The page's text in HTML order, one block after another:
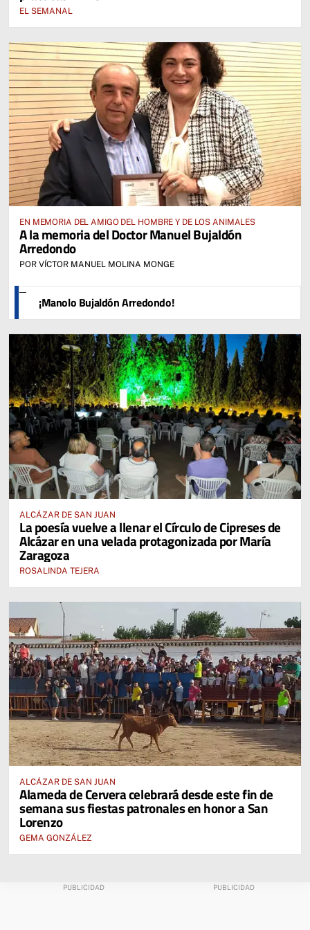
EL SEMANAL
EN MEMORIA DEL AMIGO DEL HOMBRE Y DE LOS ANIMALES
A la memoria del Doctor Manuel Bujaldón
Arredondo
POR VÍCTOR MANUEL MOLINA MONGE
¡Manolo Bujaldón Arredondo!
ALCÁZAR DE SAN JUAN
La poesía vuelve a llenar el Círculo de Cipreses de
Alcázar en una velada protagonizada por María
Zaragoza
ROSALINDA TEJERA
ALCÁZAR DE SAN JUAN
Alameda de Cervera celebrará desde este fin de
semana sus fiestas patronales en honor a San
Lorenzo
GEMA GONZÁLEZ